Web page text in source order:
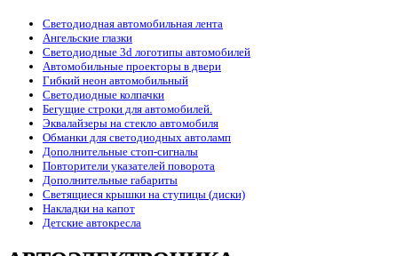
Светодиодная автомобильная лента
Ангельские глазки
Светодиодные 3d логотипы автомобилей
Автомобильные проекторы в двери
Гибкий неон автомобильный
Светодиодные колпачки
Бегущие строки для автомобилей.
Эквалайзеры на стекло автомобиля
Обманки для светодиодных автоламп
Дополнительные стоп-сигналы
Повторители указателей поворота
Дополнительные габариты
Светящиеся крышки на ступицы (диски)
Накладки на капот
Детские автокресла